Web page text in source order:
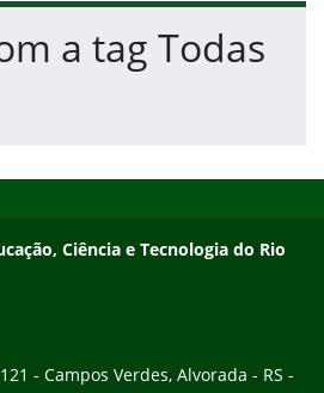
a tag Todas
Ciência e Tecnologia do Rio
- Campos Verdes, Alvorada - RS -